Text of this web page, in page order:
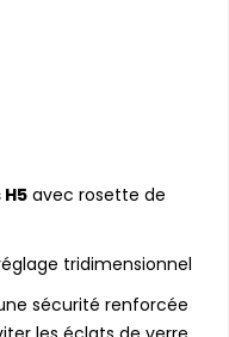
avec rosette de
tridimensionnel
sécurité renforcée